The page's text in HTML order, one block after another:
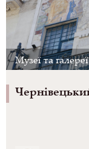
Музеї та галереї